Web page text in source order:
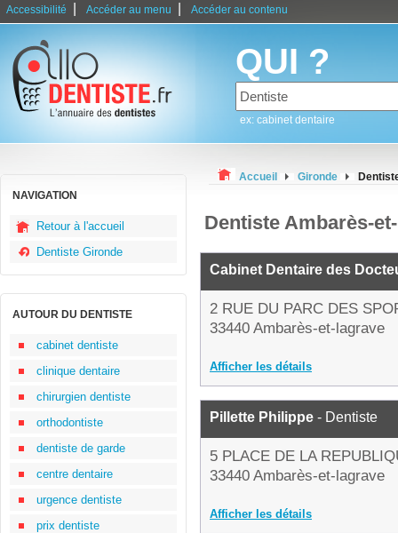
Accessibilité Accéder au menu Accéder au contenu
QUI ?
ex: cabinet dentaire
NAVIGATION
Retour à l'accueil
Dentiste Gironde
AUTOUR DU DENTISTE
cabinet dentiste
clinique dentaire
chirurgien dentiste
orthodontiste
dentiste de garde
centre dentaire
urgence dentiste
prix dentiste
Accueil Gironde
Dentiste Ambarès-
Cabinet Dentaire des
2 RUE DU PARC DES
33440 Ambarès-et-lagrave
Afficher les détails
Pillette Philippe - Dentiste
5 PLACE DE LA
33440 Ambarès-et-lagrave
Afficher les détails